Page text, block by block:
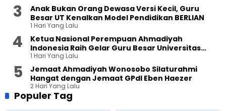
Anak Bukan Orang Dewasa Versi Kecil, Guru
Besar UT Kenalkan Model Pendidikan BERLIAN
1 Hari Yang Lalu
Ketua Nasional Perempuan Ahmadiyah
Indonesia Raih Gelar Guru Besar Universitas
Terbuka
1 Hari Yang Lalu
Jemaat Ahmadiyah Wonosobo Silaturahmi
Hangat dengan Jemaat GPdI Eben Haezer
2 Hari Yang Lalu
Populer Tag